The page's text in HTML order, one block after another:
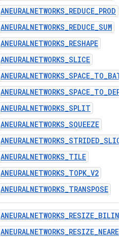
ANEURALNETWORKS_REDUCE_PROD
ANEURALNETWORKS_REDUCE_SUM
ANEURALNETWORKS_RESHAPE
ANEURALNETWORKS_SLICE
ANEURALNETWORKS_SPLIT
ANEURALNETWORKS_SQUEEZE
ANEURALNETWORKS_STRIDED_SLICE
ANEURALNETWORKS_TILE
ANEURALNETWORKS_TOPK_V2
ANEURALNETWORKS_TRANSPOSE